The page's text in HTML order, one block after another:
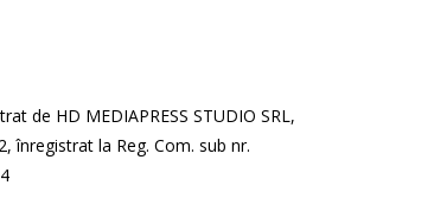
de HD MEDIAPRESS STUDIO SRL,
înregistrat la Reg. Com. sub nr.